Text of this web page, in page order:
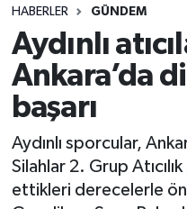
HABERLER GÜNDEM
Aydınlı
Ankara’da
başarı
Aydınlı sporcular,
Silahlar 2. Grup
ettikleri derecelerle
Siyaset
Ekonomi
Eğitim
Aydin Namaz
Aydın Trafik
Tüm Manşetler